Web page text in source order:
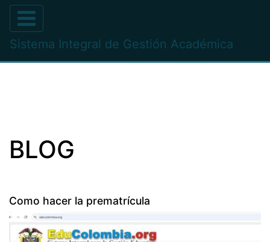
Sistema Integral de Gestión Académica
BLOG
Como hacer la prematrícula